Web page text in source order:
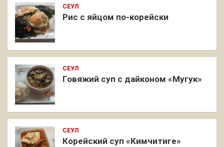
СЕУЛ
Рис с яйцом по-корейски
СЕУЛ
Говяжий суп с дайконом «Мугук»
СЕУЛ
Корейский суп «Кимчитиге»